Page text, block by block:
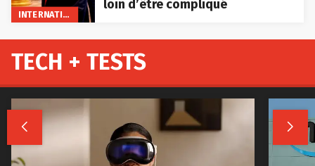
INTERNATIONAL
loin d’être compliqué
TECH + TESTS
 